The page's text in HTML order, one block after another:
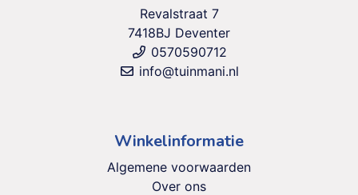
Revalstraat 7
7418BJ Deventer
0570590712
info@tuinmani.nl
Winkelinformatie
Algemene voorwaarden
Over ons